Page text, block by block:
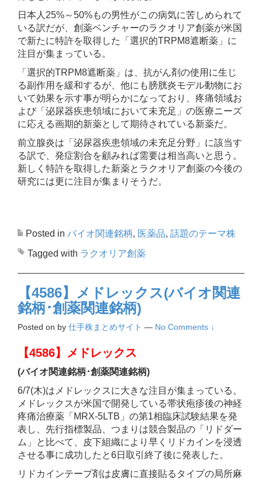
日本人25%～50%もの男性がこの病気に苦しめられて
いる訳だが、創薬ベンチャーのラクオリア創薬が米国
で新たに特許を取得した「選択的TRPM8遮断薬」に
注目が集まっている。
「選択的TRPM8遮断薬」は、抗がん剤の使用に生じ
る副作用を緩和するが、他にも膀胱炎モデル動物にお
いて効果を示す事が明らかになっており、疼痛領域お
よび「泌尿器疾患領域において未充足」の医療ニーズ
に応える画期的新薬として期待されている新薬だ。
前立腺炎は「泌尿器疾患領域の未充足分野」に該当す
る訳で、発症割合を顧みれば需要は相当高いと思う。
新しく特許を取得した新薬とラクオリア創薬の今後の
研究には更に注目が集まりそうだ。
Posted in バイオ関連銘柄, 医薬品, 話題のテーマ株
Tagged with ラクオリア創薬
【4586】メドレックス(バイオ関連
銘柄･創薬関連銘柄)
Posted on by 仕手株まとめサイト — No Comments ↓
【4586】メドレックス
(バイオ関連銘柄･創薬関連銘柄)
6/7(木)はメドレックスに大きな注目が集まっている。
メドレックスが米国で開発している帯状疱疹後の神経
疼痛治療薬「MRX-5LTB」の第1相臨床試験結果を発
表し、先行指標製品、つまりは競合製品の「リドダー
ム」と比べて、皮下組織により早くリドカインを浸透
させる事に成功したと6日取引終了後に発表した。
リドカインテープ剤は皮膚に直接貼るタイプの局所麻